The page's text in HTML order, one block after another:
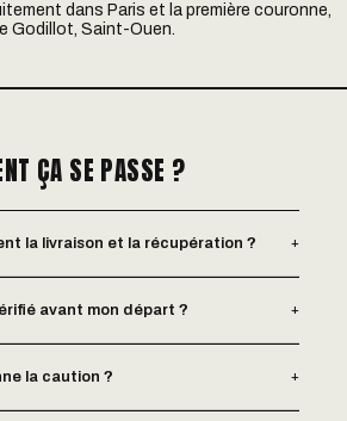
dans Paris et la première couronne,
Godillot, Saint-Ouen.
ÇA SE PASSE ?
la livraison et la récupération ? +
avant mon départ ? +
la caution ? +